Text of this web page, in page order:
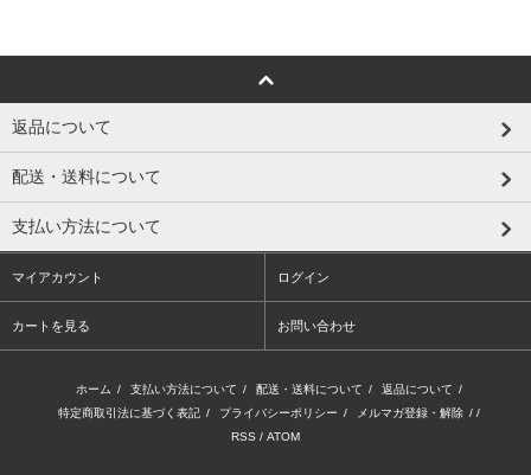
返品について
配送・送料について
支払い方法について
マイアカウント ログイン
カートを見る お問い合わせ
ホーム / 支払い方法について / 配送・送料について / 返品について /
特定商取引法に基づく表記 / プライバシーポリシー / メルマガ登録・解除 / /
RSS / ATOM